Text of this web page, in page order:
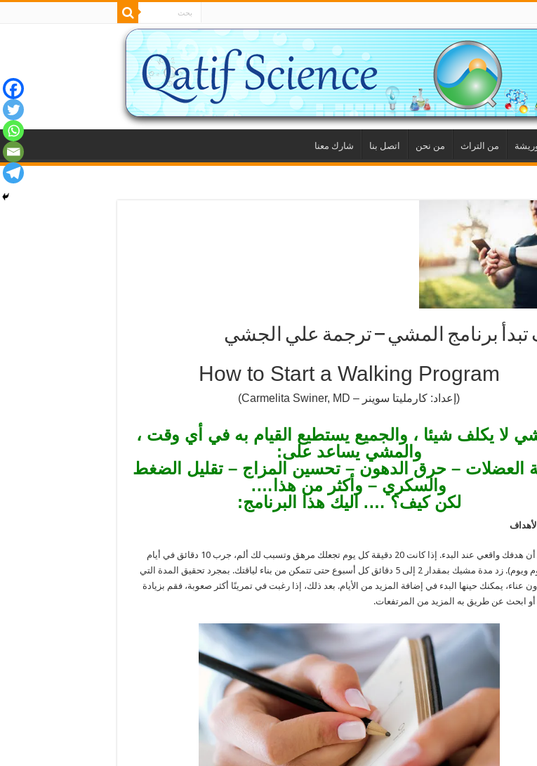
من التراث من نحن اتصل بنا شارك معنا
تبدأ برنامج المشي – ترجمة علي الجشي
How to Start a Walking Program
(إعداد: كارمليتا سوينر – Carmelita Swiner, MD)
لا يكلف شيئا ، والجميع يستطيع القيام به في أي وقت ،
والمشي يساعد على:
العضلات – حرق الدهون – تحسين المزاج – تقليل الضغط
والسكري – وأكثر من هذا….
لكن كيف؟ …. اليك هذا البرنامج:
تأكد من أن هدفك واقعي عند البدء. إذا كانت 20 دقيقة كل يوم تجعلك مرهق وتسبب لك ألم، جرب 10 دقائق في أيام
بديلة (يوم ويوم). زد مدة مشيك بمقدار 2 إلى 5 دقائق كل أسبوع حتى تتمكن من بناء لياقتك. بمجرد تحقيق المدة التي
عناء، يمكنك حينها البدء في إضافة المزيد من الأيام. بعد ذلك، إذا رغبت في تمرينًا أكثر صعوبة، فقم بزيادة
ابحث عن طريق به المزيد من المرتفعات.